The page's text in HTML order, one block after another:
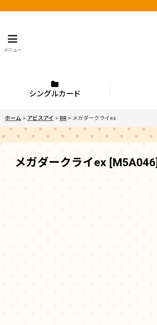
メニュー
シングルカード
ホーム > アビスアイ > RR > メガダークライex
メガダークライex [M5A046]